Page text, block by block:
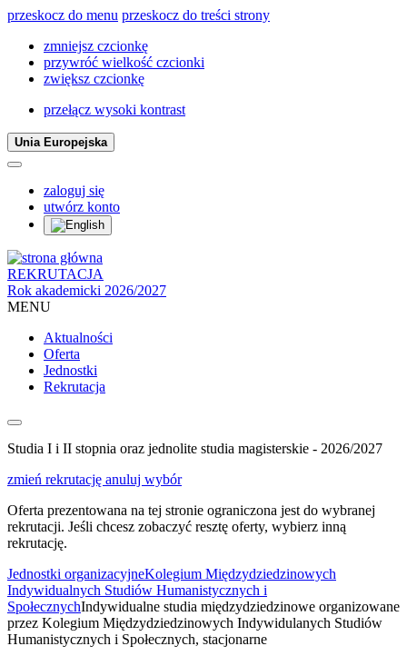
przeskocz do menu przeskocz do treści strony
zmniejsz czcionkę
przywróć wielkość czcionki
zwiększ czcionkę
przełącz wysoki kontrast
Unia Europejska
zaloguj się
utwórz konto
REKRUTACJA
Rok akademicki 2026/2027
MENU
Aktualności
Oferta
Jednostki
Rekrutacja
Studia I i II stopnia oraz jednolite studia magisterskie - 2026/2027
zmień rekrutację anuluj wybór
Oferta prezentowana na tej stronie ograniczona jest do wybranej
rekrutacji. Jeśli chcesz zobaczyć resztę oferty, wybierz inną
rekrutację.
Jednostki organizacyjneKolegium Międzydziedzinowych
Indywidualnych Studiów Humanistycznych i
SpołecznychIndywidualne studia międzydziedzinowe organizowane
przez Kolegium Międzydziedzinowych Indywidulanych Studiów
Humanistycznych i Społecznych, stacjonarne